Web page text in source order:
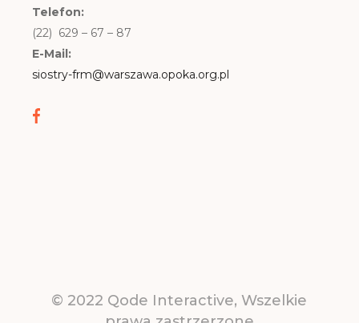
Telefon:
(22) 629 – 67 – 87
E-Mail:
siostry-frm@warszawa.opoka.org.pl
© 2022 Qode Interactive, Wszelkie